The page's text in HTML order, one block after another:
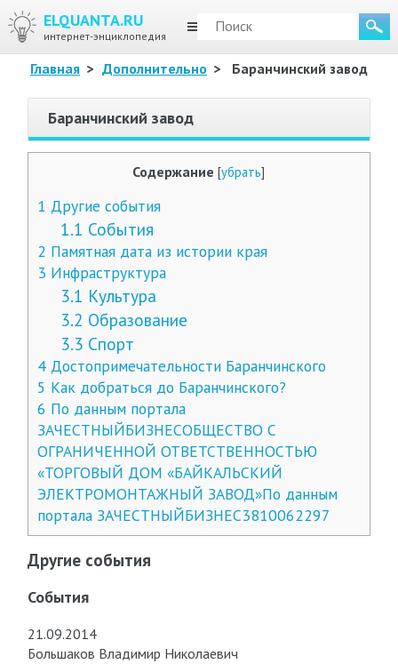
ELQUANTA.RU
интернет-энциклопедия
МЕНЮ
Главная > Дополнительно > Баранчинский завод
Баранчинский завод
Содержание [убрать]
1 Другие события
1.1 События
2 Памятная дата из истории края
3 Инфраструктура
3.1 Культура
3.2 Образование
3.3 Спорт
4Достопримечательности Баранчинского
5 Как добраться до Баранчинского?
6 По данным портала
ЗАЧЕСТНЫЙБИЗНЕСОБЩЕСТВО С
ОГРАНИЧЕННОЙ ОТВЕТСТВЕННОСТЬЮ
«ТОРГОВЫЙ ДОМ «БАЙКАЛЬСКИЙ
ЭЛЕКТРОМОНТАЖНЫЙ ЗАВОД»По данным
портала ЗАЧЕСТНЫЙБИЗНЕС3810062297
Другие события
События
21.09.2014
Большаков Владимир Николаевич